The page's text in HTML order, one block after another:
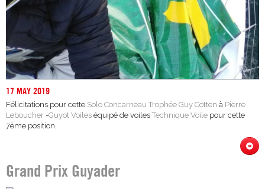
17 MAY 2019
Félicitations pour cette Solo Concarneau Trophée Guy Cotten à Pierre
Leboucher -Guyot Voiles équipé de voiles Technique Voile pour cette
7ème position.
Grand Prix Guyader